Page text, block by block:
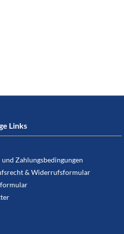
Links
und Zahlungsbedingungen
& Widerrufsformular